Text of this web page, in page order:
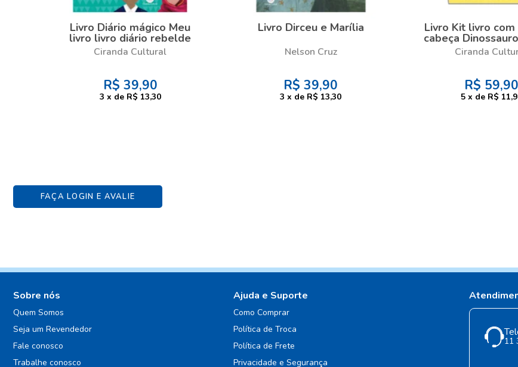
Livro Diário mágico Meu
livro livro diário rebelde
Ciranda Cultural
R$ 39,90
3 x de R$ 13,30
Livro Dirceu e Marília
Nelson Cruz
R$ 39,90
3 x de R$ 13,30
Livro Kit livro
cabeça
com quebra-
Ciranda
R$ 59,90
5 x de R$
FAÇA LOGIN E AVALIE
Sobre nós
Quem Somos
Seja um Revendedor
Fale conosco
Trabalhe conosco
Ajuda e Suporte
Como Comprar
Política de Troca
Política de Frete
Privacidade e Segurança
11